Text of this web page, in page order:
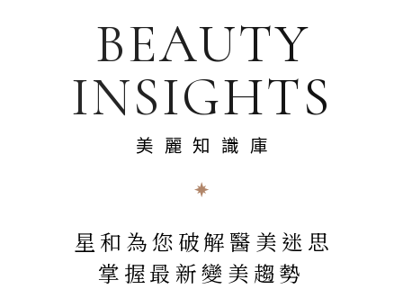
BEAUTY
INSIGHTS
美麗知識庫
星和為您破解醫美迷思
掌握最新變美趨勢